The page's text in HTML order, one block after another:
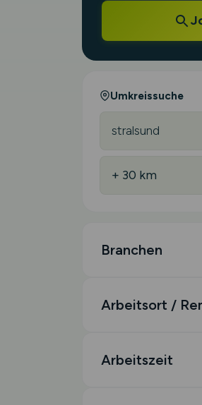
Umkreissuche
Branchen
Arbeitsort /
Arbeitszeit